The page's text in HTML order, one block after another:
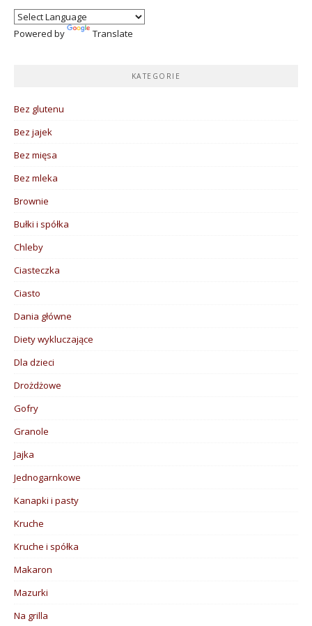
Powered by Translate
KATEGORIE
Bez glutenu
Bez jajek
Bez mięsa
Bez mleka
Brownie
Bułki i spółka
Chleby
Ciasteczka
Ciasto
Dania główne
Diety wykluczające
Dla dzieci
Drożdżowe
Gofry
Granole
Jajka
Jednogarnkowe
Kanapki i pasty
Kruche
Kruche i spółka
Makaron
Mazurki
Na grilla